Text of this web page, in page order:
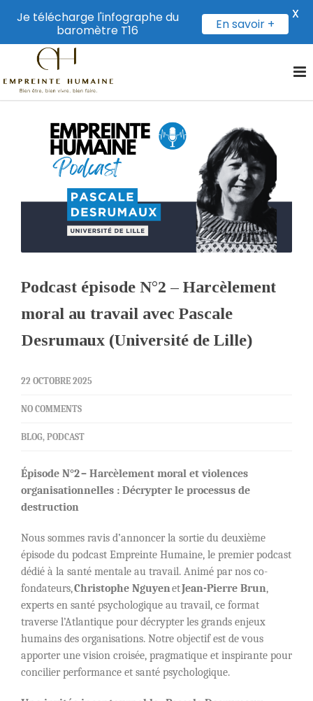
Podcast épisode N°2 – Harcèlement
moral au travail avec Pascale
Desrumaux (Université de Lille)
22 OCTOBRE 2025
NO COMMENTS
BLOG, PODCAST
Épisode N°2 – Harcèlement moral et violences
organisationnelles : Décrypter le processus de
destruction
Nous sommes ravis d’annoncer la sortie du deuxième
épisode du podcast Empreinte Humaine, le premier podcast
dédié à la santé mentale au travail. Animé par nos co-
fondateurs,Christophe NguyenetJean-Pierre Brun,
experts en santé psychologique au travail, ce format
traverse l’Atlantique pour décrypter les grands enjeux
humains des organisations. Notre objectif est de vous
apporter une vision croisée, pragmatique et inspirante pour
concilier performance et santé psychologique.
Je télécharge l'infographe du
baromètre T16
En savoir +
X